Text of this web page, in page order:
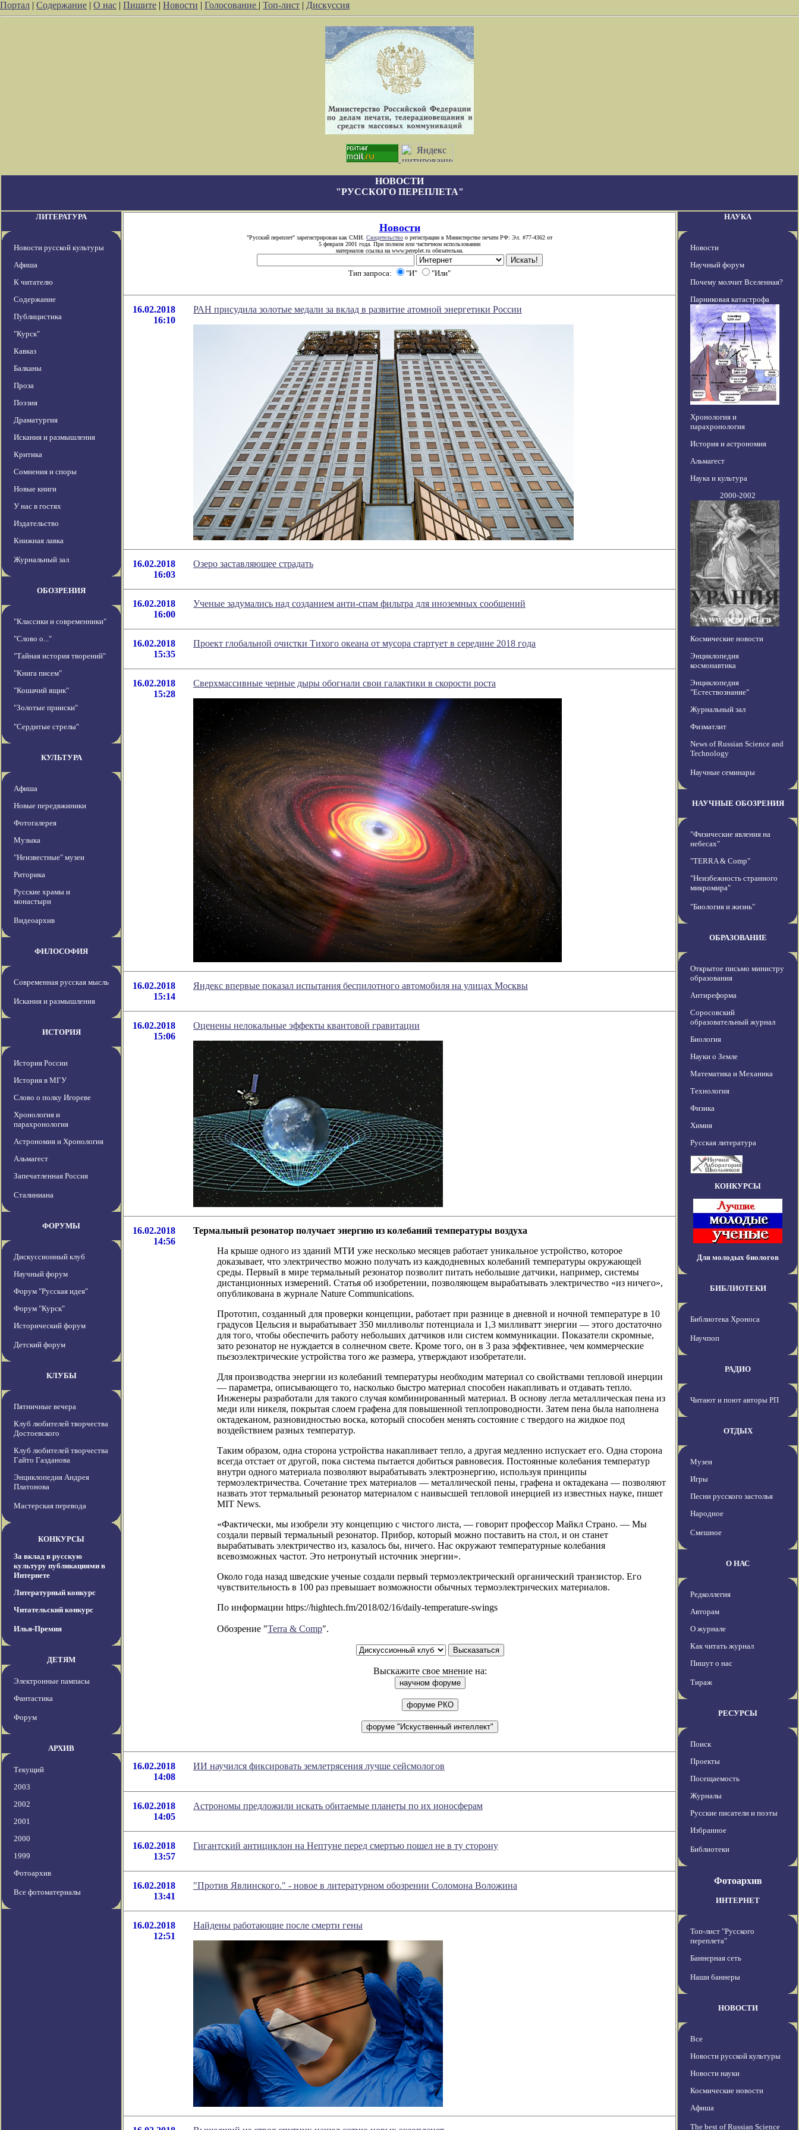
Портал | Содержание | О нас | Пишите | Новости | Голосование | Топ-лист | Дискуссия
НОВОСТИ
"РУССКОГО ПЕРЕПЛЕТА"
ЛИТЕРАТУРА
Новости русской культуры
Афиша
К читателю
Содержание
Публицистика
"Курск"
Кавказ
Балканы
Проза
Поэзия
Драматургия
Искания и размышления
Критика
Сомнения и споры
Новые книги
У нас в гостях
Издательство
Книжная лавка
Журнальный зал
ОБОЗРЕНИЯ
"Классики и современники"
"Слово о..."
"Тайная история творений"
"Книга писем"
"Кошачий ящик"
"Золотые прииски"
"Сердитые стрелы"
КУЛЬТУРА
Афиша
Новые передвжиники
Фотогалерея
Музыка
"Неизвестные" музеи
Риторика
Русские храмы и
монастыри
Видеоархив
ФИЛОСОФИЯ
Современная русская мысль
Искания и размышления
ИСТОРИЯ
История России
История в МГУ
Слово о полку Игореве
Хронология и
парахронология
Астрономия и Хронология
Альмагест
Запечатленная Россия
Сталиниана
ФОРУМЫ
Дискуссионный клуб
Научный форум
Форум "Русская идея"
Форум "Курск"
Исторический форум
Детский форум
КЛУБЫ
Пятничные вечера
Клуб любителей творчества
Достоевского
Клуб любителей творчества
Гайто Газданова
Энциклопедия Андрея
Платонова
Мастерская перевода
КОНКУРСЫ
За вклад в русскую
культуру публикациями в
Интернете
Литературный конкурс
Читательский конкурс
Илья-Премия
ДЕТЯМ
Электронные пампасы
Фантастика
Форум
АРХИВ
Текущий
2003
2002
2001
2000
1999
Фотоархив
Все фотоматериалы
Новости
"Русский переплет" зарегистрирован как СМИ. Свидетельство о регистрации в Министерстве печати РФ: Эл. #77-4362 от
5 февраля 2001 года. При полном или частичном использовании
материалов ссылка на www.pereplet.ru обязательна.
Тип запроса: "И" "Или"
16.02.2018
16:10
РАН присудила золотые медали за вклад в развитие атомной энергетики России
16.02.2018
16:03
Озеро заставляющее страдать
16.02.2018
16:00
Ученые задумались над созданием анти-спам фильтра для иноземных сообщений
16.02.2018
15:35
Проект глобальной очистки Тихого океана от мусора стартует в середине 2018 года
16.02.2018
15:28
Сверхмассивные черные дыры обогнали свои галактики в скорости роста
16.02.2018
15:14
Яндекс впервые показал испытания беспилотного автомобиля на улицах Москвы
16.02.2018
15:06
Оценены нелокальные эффекты квантовой гравитации
16.02.2018
14:56
Термальный резонатор получает энергию из колебаний температуры воздуха
На крыше одного из зданий МТИ уже несколько месяцев работает уникальное устройство, которое
доказывает, что электричество можно получать из каждодневных колебаний температуры окружающей
среды. Первый в мире термальный резонатор позволит питать небольшие датчики, например, системы
дистанционных измерений. Статья об изобретении, позволяющем вырабатывать электричество «из ничего»,
опубликована в журнале Nature Communications.
Прототип, созданный для проверки концепции, работает при разнице в дневной и ночной температуре в 10
градусов Цельсия и вырабатывает 350 милливольт потенциала и 1,3 милливатт энергии — этого достаточно
для того, чтобы обеспечить работу небольших датчиков или систем коммуникации. Показатели скромные,
зато резонатор не нуждается в солнечном свете. Кроме того, он в 3 раза эффективнее, чем коммерческие
пьезоэлектрические устройства того же размера, утверждают изобретатели.
Для производства энергии из колебаний температуры необходим материал со свойствами тепловой инерции
— параметра, описывающего то, насколько быстро материал способен накапливать и отдавать тепло.
Инженеры разработали для такого случая комбинированный материал. В основу легла металлическая пена из
меди или никеля, покрытая слоем графена для повышенной теплопроводности. Затем пена была наполнена
октадеканом, разновидностью воска, который способен менять состояние с твердого на жидкое под
воздействием разных температур.
Таким образом, одна сторона устройства накапливает тепло, а другая медленно испускает его. Одна сторона
всегда отстает от другой, пока система пытается добиться равновесия. Постоянные колебания температур
внутри одного материала позволяют вырабатывать электроэнергию, используя принципы
термоэлектричества. Сочетание трех материалов — металлической пены, графена и октадекана — позволяют
назвать этот термальный резонатор материалом с наивысшей тепловой инерцией из известных науке, пишет
MIT News.
«Фактически, мы изобрели эту концепцию с чистого листа, — говорит профессор Майкл Страно. — Мы
создали первый термальный резонатор. Прибор, который можно поставить на стол, и он станет
вырабатывать электричество из, казалось бы, ничего. Нас окружают температурные колебания
всевозможных частот. Это нетронутый источник энергии».
Около года назад шведские ученые создали первый термоэлектрический органический транзистор. Его
чувствительность в 100 раз превышает возможности обычных термоэлектрических материалов.
По информации https://hightech.fm/2018/02/16/daily-temperature-swings
Обозрение "Terra & Comp".
Выскажите свое мнение на:
16.02.2018
14:08
ИИ научился фиксировать землетрясения лучше сейсмологов
16.02.2018
14:05
Астрономы предложили искать обитаемые планеты по их ионосферам
16.02.2018
13:57
Гигантский антициклон на Нептуне перед смертью пошел не в ту сторону
16.02.2018
13:41
"Против Явлинского." - новое в литературном обозрении Соломона Воложина
16.02.2018
12:51
Найдены работающие после смерти гены
НАУКА
Новости
Научный форум
Почему молчит Вселенная?
Парниковая катастрофа
Хронология и
парахронология
История и астрономия
Альмагест
Наука и культура
2000-2002
Космические новости
Энциклопедия
космонавтика
Энциклопедия
"Естествознание"
Журнальный зал
Физматлит
News of Russian Science and
Technology
Научные семинары
НАУЧНЫЕ ОБОЗРЕНИЯ
"Физические явления на
небесах"
"TERRA & Comp"
"Неизбежность странного
микромира"
"Биология и жизнь"
ОБРАЗОВАНИЕ
Открытое письмо министру
образования
Антиреформа
Соросовский
образовательный журнал
Биология
Науки о Земле
Математика и Механика
Технология
Физика
Химия
Русская литература
КОНКУРСЫ
Для молодых биологов
БИБЛИОТЕКИ
Библиотека Хроноса
Научпоп
РАДИО
Читают и поют авторы РП
ОТДЫХ
Музеи
Игры
Песни русского застолья
Народное
Смешное
О НАС
Редколлегия
Авторам
О журнале
Как читать журнал
Пишут о нас
Тираж
РЕСУРСЫ
Поиск
Проекты
Посещаемость
Журналы
Русские писатели и поэты
Избранное
Библиотеки
Фотоархив
ИНТЕРНЕТ
Топ-лист "Русского
переплета"
Баннерная сеть
Наши баннеры
НОВОСТИ
Все
Новости русской культуры
Новости науки
Космические новости
Афиша
The best of Russian Science